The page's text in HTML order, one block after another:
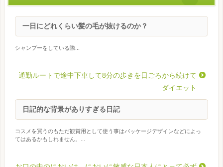
一日にどれくらい髪の毛が抜けるのか？
シャンプーをしている際...
通勤ルートで途中下車して8分の歩きを日ごろから続けて
ダイエット
日記的な背景がありすぎる日記
コスメを買うのもただ観賞用として使う事はパッケージデザインなどによっ
てはあるかもしれません。...